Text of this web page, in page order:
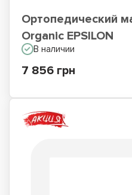
Ортопедический
Organic EPSILON
В наличии
7 856 грн